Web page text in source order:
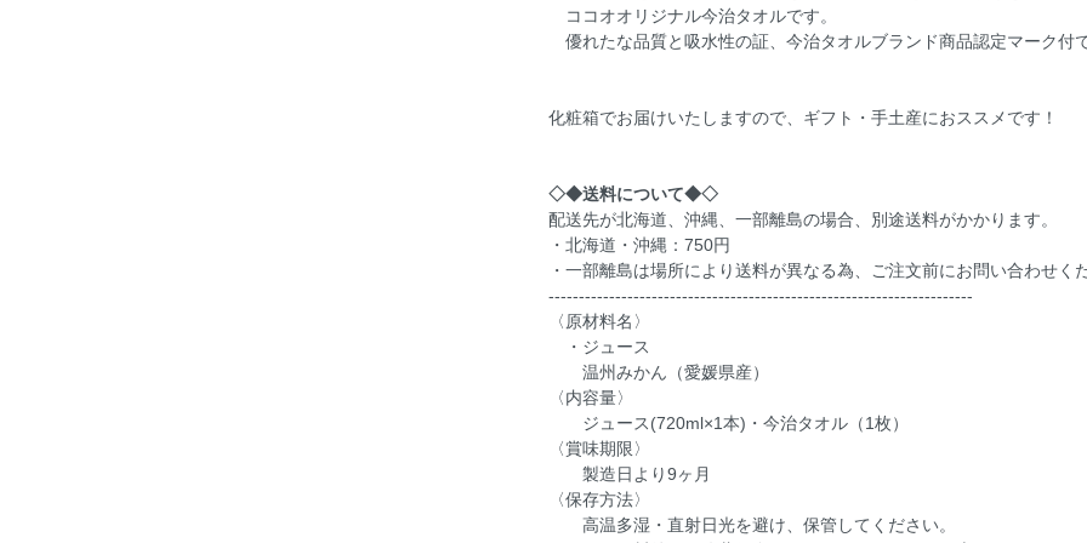
ココオオリジナル今治タオルです。
優れたな品質と吸水性の証、今治タオルブランド商品認定マーク付で
化粧箱でお届けいたしますので、ギフト・手土産におススメです！
◇◆送料について◆◇
配送先が北海道、沖縄、一部離島の場合、別途送料がかかります。
・北海道・沖縄：750円
・一部離島は場所により送料が異なる為、ご注文前にお問い合わせく
----------------------------------------------------------------------
〈原材料名〉
・ジュース
温州みかん（愛媛県産）
〈内容量〉
ジュース(720ml×1本)・今治タオル（1枚）
〈賞味期限〉
製造日より9ヶ月
〈保存方法〉
高温多湿・直射日光を避け、保管してください。